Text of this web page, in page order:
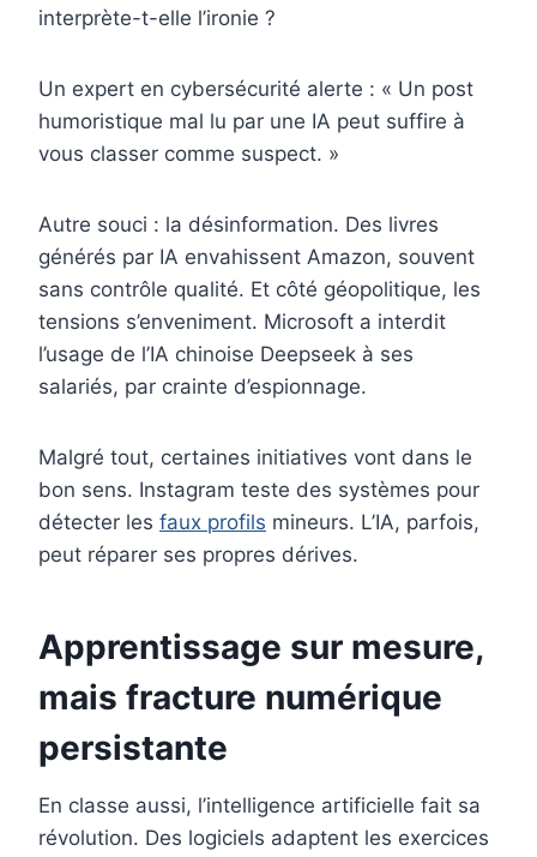
interprète-t-elle l’ironie ?
Un expert en cybersécurité alerte : « Un post
humoristique mal lu par une IA peut suffire à
vous classer comme suspect. »
Autre souci : la désinformation. Des livres
générés par IA envahissent Amazon, souvent
sans contrôle qualité. Et côté géopolitique, les
tensions s’enveniment. Microsoft a interdit
l’usage de l’IA chinoise Deepseek à ses
salariés, par crainte d’espionnage.
Malgré tout, certaines initiatives vont dans le
bon sens. Instagram teste des systèmes pour
détecter les faux profils mineurs. L’IA, parfois,
peut réparer ses propres dérives.
Apprentissage sur mesure,
mais fracture numérique
persistante
En classe aussi, l’intelligence artificielle fait sa
révolution. Des logiciels adaptent les exercices